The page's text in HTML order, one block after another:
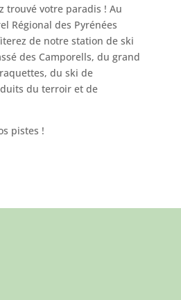
trouvé votre paradis ! Au
Régional des Pyrénées
de notre station de ski
des Camporells, du grand
du ski de
du terroir et de
pistes !